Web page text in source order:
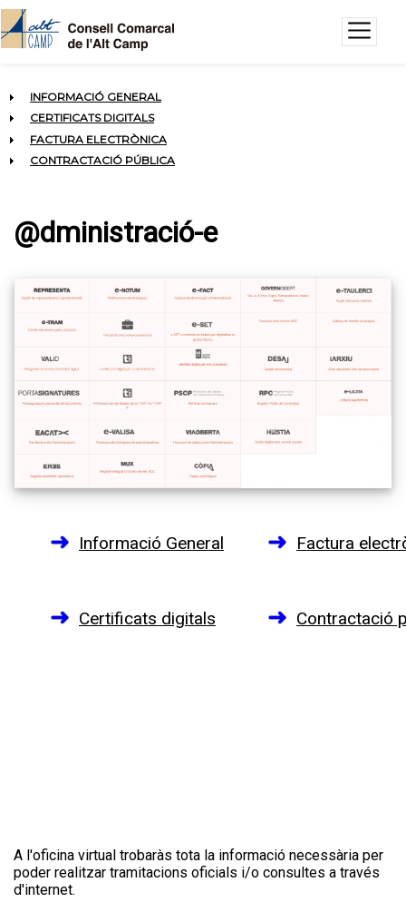
INFORMACIÓ GENERAL
CERTIFICATS DIGITALS
FACTURA ELECTRÒNICA
CONTRACTACIÓ PÚBLICA
@dministració-e
Informació General Factura
Certificats digitals Contractació
A l'oficina virtual trobaràs tota la informació necessària per
poder realitzar tramitacions oficials i/o consultes a través
d'internet.